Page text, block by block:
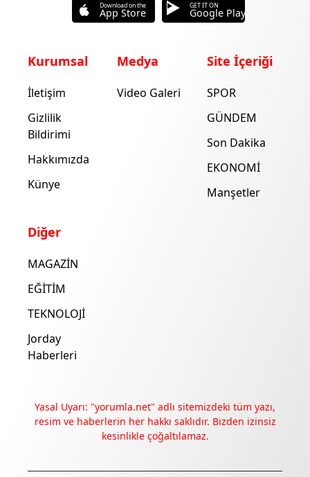
Deneyimini iyileştirmek ve içeriğimizi geliştirmek için çerezler
Download on the
App Store
GET IT ON
Google Play
Kurumsal
İletişim
Gizlilik
Bildirimi
Hakkımızda
Künye
Medya
Video Galeri
Site İçeriği
SPOR
GÜNDEM
Son Dakika
EKONOMİ
Manşetler
Diğer
MAGAZİN
EĞİTİM
TEKNOLOJİ
Jorday
Haberleri
Yasal Uyarı: "yorumla.net" adlı sitemizdeki tüm yazı,
resim ve haberlerin her hakkı saklıdır. Bizden izinsiz
kesinlikle çoğaltılamaz.